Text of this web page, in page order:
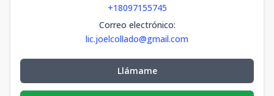
+18097155745
Correo electrónico:
lic.joelcollado@gmail.com
Llámame